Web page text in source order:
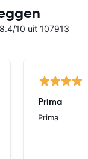
10 uit 107913
Prima
Prima